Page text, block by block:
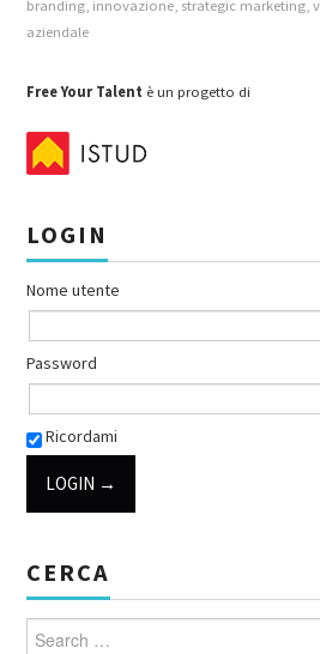
branding innovazione strategic marketing ,
aziendale
Free Your Talent è un progetto di
LOGIN
Nome utente
Password
Ricordami
CERCA
Search for: